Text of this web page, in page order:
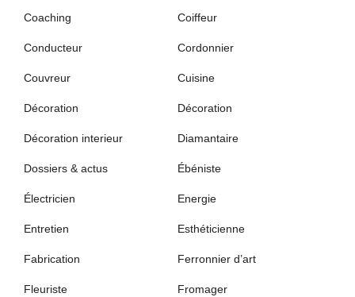
Coaching Coiffeur
Conducteur Cordonnier
Couvreur Cuisine
Décoration Décoration
Décoration interieur Diamantaire
Dossiers & actus Ébéniste
Électricien Energie
Entretien Esthéticienne
Fabrication Ferronnier d’art
Fleuriste Fromager